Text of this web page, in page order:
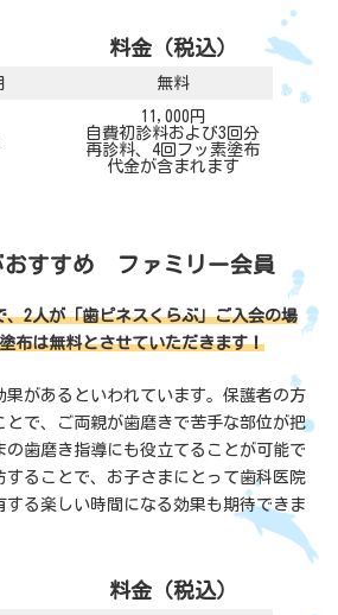
料金（税込）
無料
11,000円
自費初診料および3回分
再診料、4回フッ素塗布
代金が含まれます
おすすめ ファミリー会員
、2人が「歯ピネスくらぶ」ご入会の場
布は無料とさせていただきます！
果があるといわれています。保護者の方
とで、ご両親が歯磨きで苦手な部位が把
歯磨き指導にも役立てることが可能で
することで、お子さまにとって歯科医院
る楽しい時間になる効果も期待できま
料金（税込）